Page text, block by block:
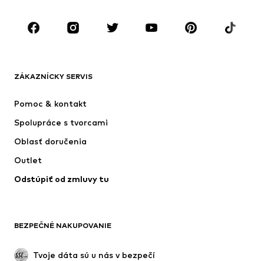
Doplnky
Premium
Nové
Bundy
Bielizeň
Kabáty
Plavky
Upcyklácia
ZÁKAZNÍCKY SERVIS
Pomoc & kontakt
Spolupráce s tvorcami
Oblasť doručenia
Outlet
Odstúpiť od zmluvy tu
BEZPEČNÉ NAKUPOVANIE
Tvoje dáta sú u nás v bezpečí